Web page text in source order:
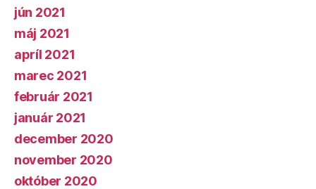
jún 2021
máj 2021
apríl 2021
marec 2021
február 2021
január 2021
december 2020
november 2020
október 2020